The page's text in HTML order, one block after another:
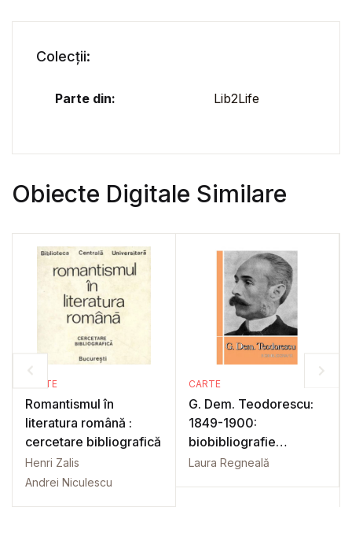
Colecții:
Parte din: Lib2Life
Obiecte Digitale Similare
CARTE
Romantismul în
literatura română :
cercetare bibliografică
Henri Zalis
Andrei Niculescu
CARTE
G. Dem. Teodorescu:
1849-1900:
biobibliografie
adnotata
Laura Regneală